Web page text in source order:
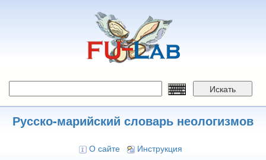
Искать
Русско-марийский словарь неологизмов
О сайте Инструкция